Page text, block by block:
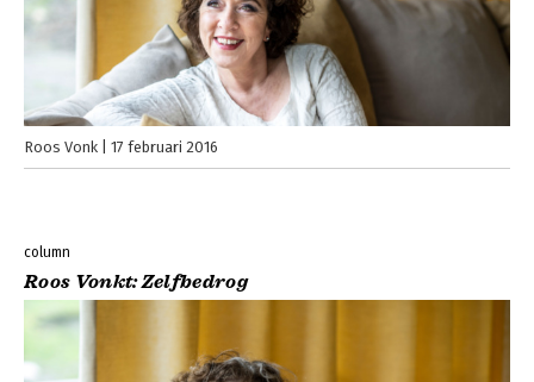
Roos Vonk 17 februari 2016
column
Roos Vonkt: Zelfbedrog